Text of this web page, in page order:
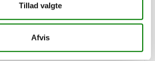
Tillad valgte
Afvis
70,00kr.